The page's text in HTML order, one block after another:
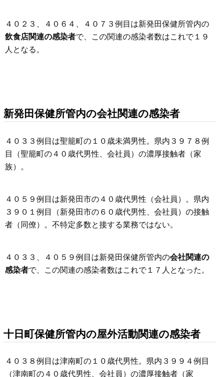
４０２３、４０６４、４０７３例目は新発田保健所管内の
飲食店関連の感染者で、この関連の感染者数はこれで１９
人となる。
新発田保健所管内の会社関連の感染者
４０３３例目は聖籠町の１０歳未満男性。県内３９７８例
目（聖籠町の４０歳代男性、会社員）の濃厚接触者（家
族）。
４０５９例目は新発田市の４０歳代男性（会社員）。県内
３９０１例目（新発田市の６０歳代男性、会社員）の接触
者（同僚）。不特定多数と接する業務ではない。
４０３３、４０５９例目は新発田保健所管内の会社関連の
感染者で、この関連の感染者数はこれで１７人となった。
十日町保健所管内の屋外活動関連の感染者
４０３８例目は津南町の１０歳代男性。県内３９９４例目
（津南町の４０歳代男性、会社員）の濃厚接触者（家